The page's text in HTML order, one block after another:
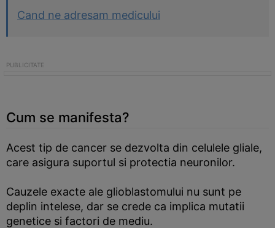
Cand ne adresam medicului
Cum se manifesta?
Acest tip de cancer se dezvolta din celulele gliale,
care asigura suportul si protectia neuronilor.
Cauzele exacte ale glioblastomului nu sunt pe
deplin intelese, dar se crede ca implica mutatii
genetice si factori de mediu.